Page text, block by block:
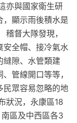
亦與國家衛生研
，顯示雨後積水是
督大隊發現，
安全帽、接冷氣水
縫隙、水管類建
管線開口等等，
民眾容易忽略的地
狀況，永康區18
區及中西區各3